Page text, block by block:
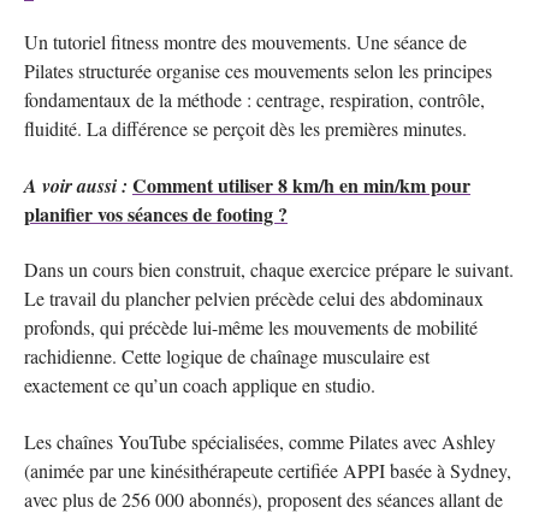
Un tutoriel fitness montre des mouvements. Une séance de
Pilates structurée organise ces mouvements selon les principes
fondamentaux de la méthode : centrage, respiration, contrôle,
fluidité. La différence se perçoit dès les premières minutes.
A voir aussi : Comment utiliser 8 km/h en min/km pour
planifier vos séances de footing ?
Dans un cours bien construit, chaque exercice prépare le suivant.
Le travail du plancher pelvien précède celui des abdominaux
profonds, qui précède lui-même les mouvements de mobilité
rachidienne. Cette logique de chaînage musculaire est
exactement ce qu’un coach applique en studio.
Les chaînes YouTube spécialisées, comme Pilates avec Ashley
(animée par une kinésithérapeute certifiée APPI basée à Sydney,
avec plus de 256 000 abonnés), proposent des séances allant de